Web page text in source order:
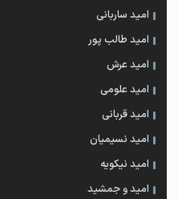
امید ساربانی
امید طالب پور
امید عرش
امید علومی
امید قربانی
امید نسیمیان
امید نیکویه
امید و جمشید